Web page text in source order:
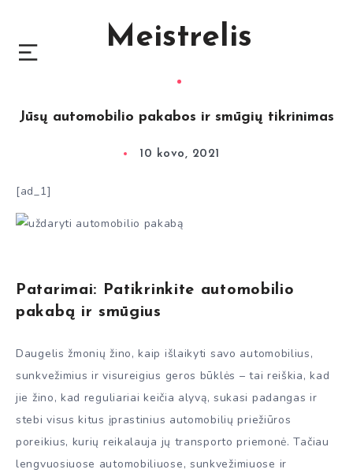
Meistrelis
Jūsų automobilio pakabos ir smūgių tikrinimas
10 kovo, 2021
[ad_1]
Patarimai: Patikrinkite automobilio
pakabą ir smūgius
Daugelis žmonių žino, kaip išlaikyti savo automobilius,
sunkvežimius ir visureigius geros būklės – tai reiškia, kad
jie žino, kad reguliariai keičia alyvą, sukasi padangas ir
stebi visus kitus įprastinius automobilių priežiūros
poreikius, kurių reikalauja jų transporto priemonė. Tačiau
lengvuosiuose automobiliuose, sunkvežimiuose ir